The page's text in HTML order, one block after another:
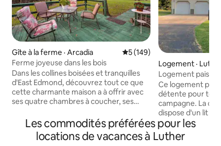
Gîte à la ferme · Arcadia Note moyenne de 5 sur 5,
5 (149)
Ferme joyeuse dans les bois
Dans les collines boisées et tranquilles
d'East Edmond, découvrez tout ce que
cette charmante maison a à offrir avec
ses quatre chambres à coucher, ses
d'accueil de 10 personnes. Dans cette
maison de 1 800 pieds carrés située sur
une propriété de plus d'un acre, vous
Logement ·
Logement
campagne avec
Ce logement
détente pour
campagne. La chambre principale
dispose d'un lit
et d'un placard
deuxième
Queen Size et d'un lit
Les commodités préférées pour les
locations de vacances à Luther